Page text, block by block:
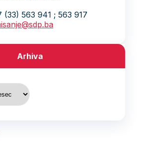
(33) 563 941 ; 563 917
Arhiva